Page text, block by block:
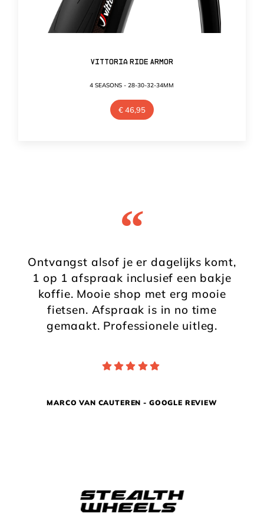
Vittoria Ride Armor
4 SEASONS - 28-30-32-34MM
€46,95
“
Ontvangst alsof je er dagelijks komt,
1 op 1 afspraak inclusief een bakje
koffie. Mooie shop met erg mooie
fietsen. Afspraak is in no time
gemaakt. Professionele uitleg.
MARCO VAN CAUTEREN - GOOGLE REVIEW